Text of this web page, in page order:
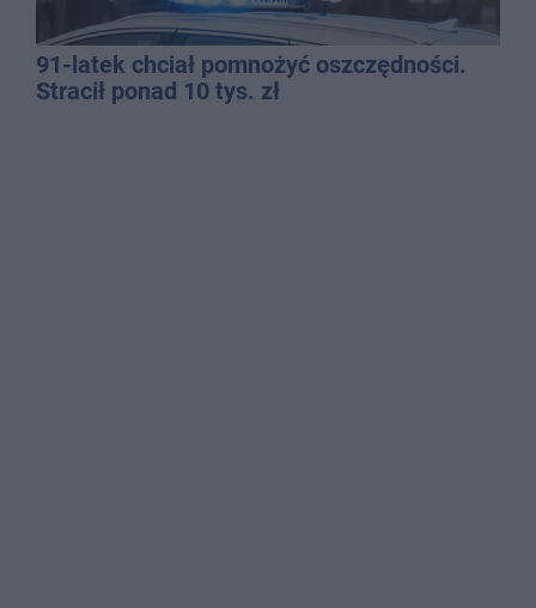
91-latek chciał pomnożyć oszczędności.
Stracił ponad 10 tys. zł